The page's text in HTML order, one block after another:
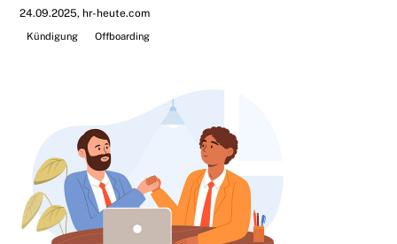
24.09.2025 hr-heute.com
Kündigung
Offboarding